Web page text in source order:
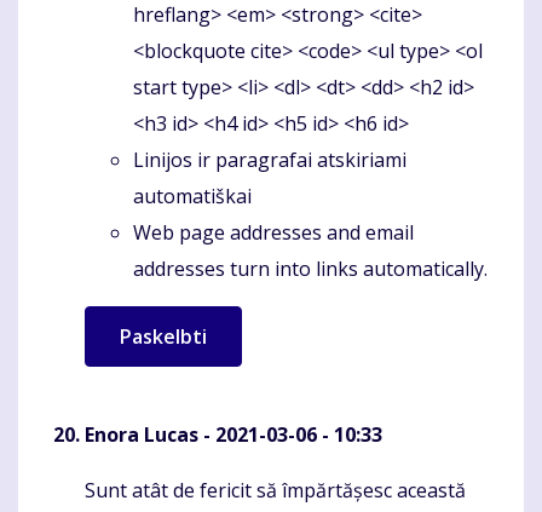
hreflang> <em> <strong> <cite>
<blockquote cite> <code> <ul type> <ol
start type> <li> <dl> <dt> <dd> <h2 id>
<h3 id> <h4 id> <h5 id> <h6 id>
Linijos ir paragrafai atskiriami
automatiškai
Web page addresses and email
addresses turn into links automatically.
Enora Lucas - 2021-03-06 - 10:33
Komentaras
Sunt atât de fericit să împărtășesc această